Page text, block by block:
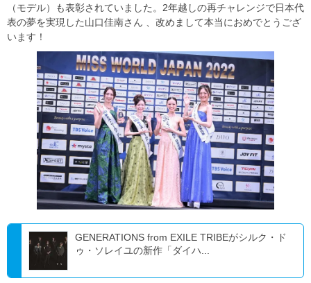
（モデル）も表彰されていました。2年越しの再チャレンジで日本代
表の夢を実現した山口佳南さん 、改めまして本当におめでとうござ
います！
GENERATIONS from EXILE TRIBEがシルク・ド
ゥ・ソレイユの新作「ダイハ...